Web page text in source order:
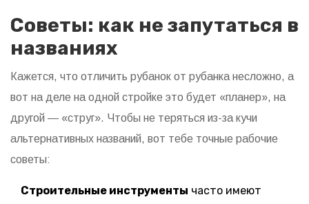
Советы: как не запутаться в
названиях
Кажется, что отличить рубанок от рубанка несложно, а
вот на деле на одной стройке это будет «планер», на
другой — «струг». Чтобы не теряться из-за кучи
альтернативных названий, вот тебе точные рабочие
советы:
Строительные инструменты часто имеют